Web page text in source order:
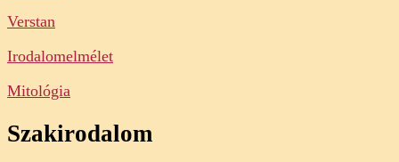
Verstan
Irodalomelmélet
Mitológia
Szakirodalom